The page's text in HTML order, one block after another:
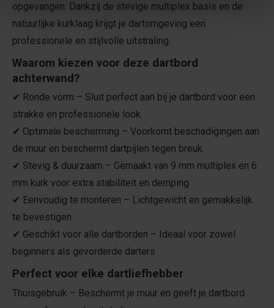
opgevangen. Dankzij de stevige multiplex basis en de
natuurlijke kurklaag krijgt je dartomgeving een
professionele en stijlvolle uitstraling.
Waarom kiezen voor deze dartbord
achterwand?
✔ Ronde vorm – Sluit perfect aan bij je dartbord voor een
strakke en professionele look.
✔ Optimale bescherming – Voorkomt beschadigingen aan
de muur en beschermt dartpijlen tegen breuk.
✔ Stevig & duurzaam – Gemaakt van 9 mm multiplex en 6
mm kurk voor extra stabiliteit en demping.
✔ Eenvoudig te monteren – Lichtgewicht en gemakkelijk
te bevestigen.
✔ Geschikt voor alle dartborden – Ideaal voor zowel
beginners als gevorderde darters.
Perfect voor elke dartliefhebber
Thuisgebruik – Beschermt je muur en geeft je dartbord